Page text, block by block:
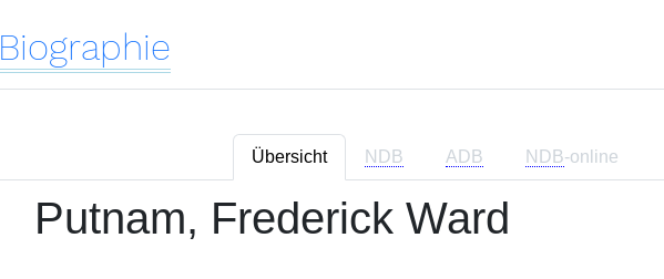
Biographie
Übersicht NDB ADB NDB-online
Putnam, Frederick Ward